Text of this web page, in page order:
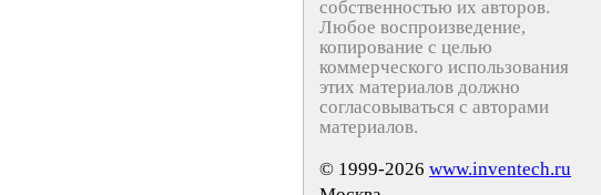
собственностью их авторов.
Любое воспроизведение,
копирование с целью
коммерческого использования
этих материалов должно
согласовываться с авторами
материалов.
© 1999-2026 www.inventech.ru